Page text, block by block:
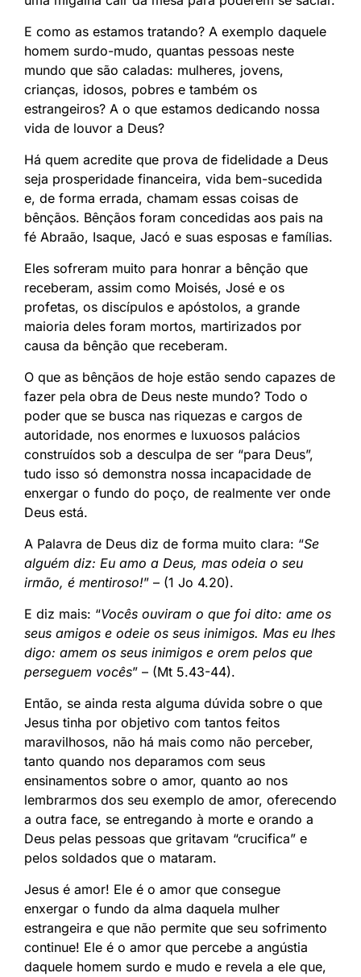
E como as estamos tratando? A exemplo daquele
homem surdo-mudo, quantas pessoas neste
mundo que são caladas: mulheres, jovens,
crianças, idosos, pobres e também os
estrangeiros? A o que estamos dedicando nossa
vida de louvor a Deus?
Há quem acredite que prova de fidelidade a Deus
seja prosperidade financeira, vida bem-sucedida
e, de forma errada, chamam essas coisas de
bênçãos. Bênçãos foram concedidas aos pais na
fé Abraão, Isaque, Jacó e suas esposas e famílias.
Eles sofreram muito para honrar a bênção que
receberam, assim como Moisés, José e os
profetas, os discípulos e apóstolos, a grande
maioria deles foram mortos, martirizados por
causa da bênção que receberam.
O que as bênçãos de hoje estão sendo capazes de
fazer pela obra de Deus neste mundo? Todo o
poder que se busca nas riquezas e cargos de
autoridade, nos enormes e luxuosos palácios
construídos sob a desculpa de ser “para Deus”,
tudo isso só demonstra nossa incapacidade de
enxergar o fundo do poço, de realmente ver onde
Deus está.
A Palavra de Deus diz de forma muito clara: “Se
alguém diz: Eu amo a Deus, mas odeia o seu
irmão, é mentiroso!” – (1 Jo 4.20).
E diz mais: “Vocês ouviram o que foi dito: ame os
seus amigos e odeie os seus inimigos. Mas eu lhes
digo: amem os seus inimigos e orem pelos que
perseguem vocês” – (Mt 5.43-44).
Então, se ainda resta alguma dúvida sobre o que
Jesus tinha por objetivo com tantos feitos
maravilhosos, não há mais como não perceber,
tanto quando nos deparamos com seus
ensinamentos sobre o amor, quanto ao nos
lembrarmos dos seu exemplo de amor, oferecendo
a outra face, se entregando à morte e orando a
Deus pelas pessoas que gritavam “crucifica” e
pelos soldados que o mataram.
Jesus é amor! Ele é o amor que consegue
enxergar o fundo da alma daquela mulher
estrangeira e que não permite que seu sofrimento
continue! Ele é o amor que percebe a angústia
daquele homem surdo e mudo e revela a ele que,